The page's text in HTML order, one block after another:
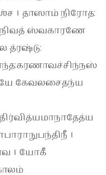
। தாஸாம் நிரோத:
ஸ்வகாரணே
த்ரஷ்டு:
கேவலசைதந்ய
।
। யோகீ